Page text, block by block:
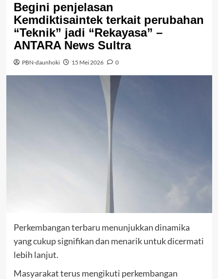
Begini penjelasan
Kemdiktisaintek terkait perubahan
“Teknik” jadi “Rekayasa” –
ANTARA News Sultra
PBN-daunhoki 15 Mei 2026 0
Perkembangan terbaru menunjukkan dinamika
yang cukup signifikan dan menarik untuk dicermati
lebih lanjut.
Masyarakat terus mengikuti perkembangan